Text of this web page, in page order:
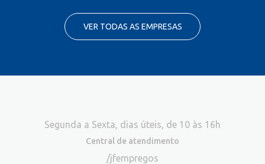
VER TODAS AS EMPRESAS
Segunda a Sexta, dias úteis, de 10 às 16h
Central de atendimento
/jfempregos